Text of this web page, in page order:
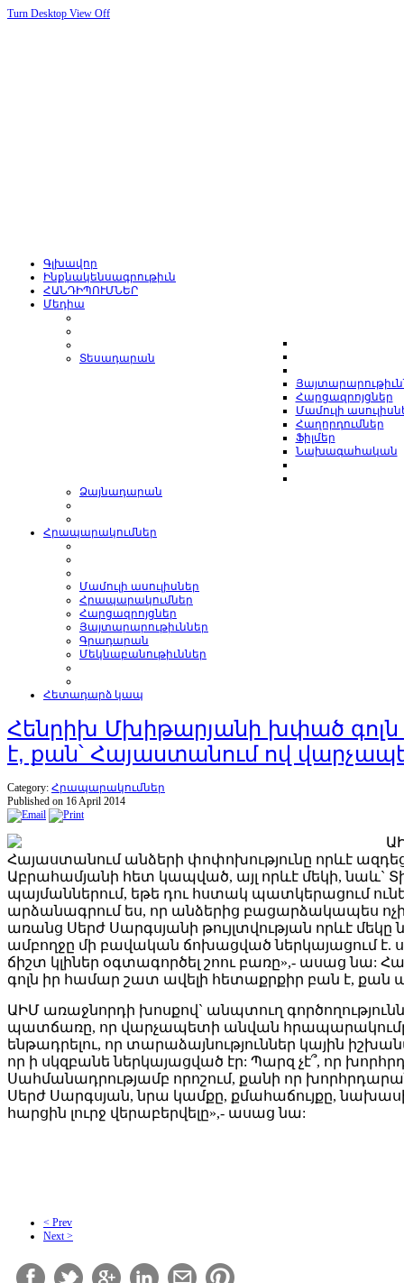
Turn Desktop View Off
Գլխավոր
Ինքնակենսագրութիւն
ՀԱՆԴԻՊՈՒՄՆԵՐ
Մեդիա
Տեսադարան
Հարցազրոյցներ
Մամուլի
Հաղորդումներ
Ֆիլմեր
Նախագահական
Ձայնադարան
Հրապարակումներ
Մամուլի ասուլիսներ
Հրապարակումներ
Հարցազրոյցներ
Յայտարարութիւններ
Գրադարան
Մեկնաբանութիւններ
Հետադարձ կապ
Հենրիխ Մխիթարյանի խփած
է, քան՝ Հայաստանում ով
Category: Հրապարակումներ
Published on 16 April 2014
Հայաստանում անձերի փոփոխությունը որևէ
Աբրահամյանի հետ կապված, այլ որևէ մեկի, նաև`
պայմաններում, եթե դու հստակ պատկերացում
արձանագրում ես, որ անձերից բացարձակապես
առանց Սերժ Սարգսյանի թույլտվության որևէ
ամբողջը մի բավական ճոխացված ներկայացում է.
ճիշտ կլիներ օգտագործել շոու բառը»,- ասաց նա:
գոլն իր համար շատ ավելի հետաքրքիր բան է,
ԱԻՄ առաջնորդի խոսքով` անպտուղ
պատճառը, որ վարչապետի անվան հրապարակումը
ենթադրելու, որ տարաձայնություններ կային
որ ի սկզբանե ներկայացված էր: Պարզ չէ՞, որ
Սահմանադրությամբ որոշում, քանի որ
Սերժ Սարգսյան, նրա կամքը, քմահաճույքը,
հարցին լուրջ վերաբերվելը»,- ասաց նա:
< Prev
Next >